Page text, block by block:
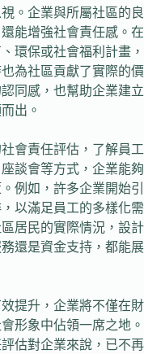
。企業與所屬社區的良
能增強社會責任感。在
環保或社會福利計畫，
為社區貢獻了實際的價
同感，也幫助企業建立
出。
會責任評估，了解員工
談會等方式，企業能夠
例如，許多企業開始引
以滿足員工的多樣化需
居民的實際情況，設計
還是資金支持，都能展
提升，企業將不僅在財
形象中佔領一席之地。
估對企業來說，已不再